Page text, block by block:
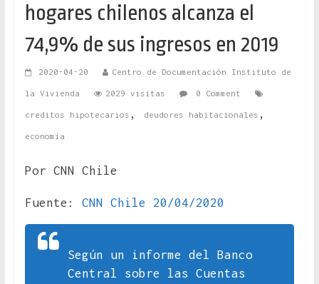
hogares chilenos alcanza el
74,9% de sus ingresos en 2019
2020-04-20 Centro de Documentación Instituto de
la Vivienda 2029 visitas 0 Comment
creditos hipotecarios , deudores habitacionales ,
economía
Por CNN Chile
Fuente: CNN Chile 20/04/2020
Según un informe del Banco
Central sobre las Cuentas